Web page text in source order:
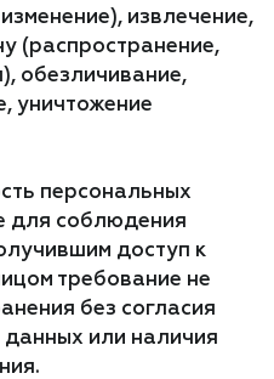
извлечение,
(распространение,
обезличивание,
уничтожение
персональных
для соблюдения
доступ к
требование не
без согласия
или наличия